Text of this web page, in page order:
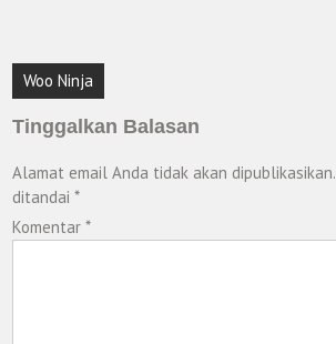
Navigasi
pos
Woo Ninja
Tinggalkan Balasan
Alamat email Anda tidak akan dipublikasikan.
ditandai*
Komentar*